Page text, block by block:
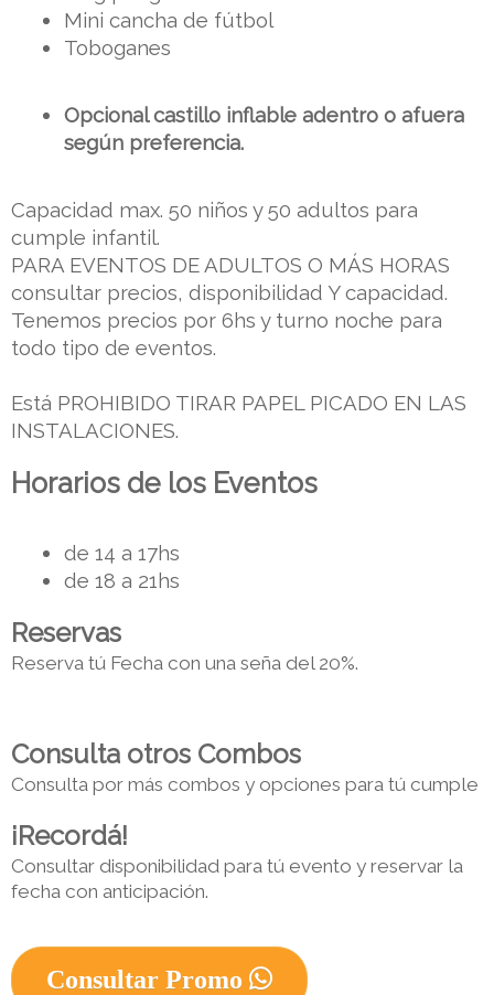
Mini cancha de fútbol
Toboganes
Opcional castillo inflable adentro o afuera
según preferencia.
Capacidad max. 50 niños y 50 adultos para
cumple infantil.
PARA EVENTOS DE ADULTOS O MÁS HORAS
consultar precios, disponibilidad Y capacidad.
Tenemos precios por 6hs y turno noche para
todo tipo de eventos.
Está PROHIBIDO TIRAR PAPEL PICADO EN LAS
INSTALACIONES.
Horarios de los Eventos
de 14 a 17hs
de 18 a 21hs
Reservas
Reserva tú Fecha con una seña del 20%.
Consulta otros Combos
Consulta por más combos y opciones para tú cumple
¡Recordá!
Consultar disponibilidad para tú evento y reservar la
fecha con anticipación.
Consultar Promo